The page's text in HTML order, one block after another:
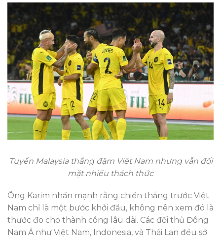
Tuyển Malaysia thắng đậm Việt Nam nhưng vẫn đối
mặt nhiều thách thức
Ông Karim nhấn mạnh rằng chiến thắng trước Việt
Nam chỉ là một bước khởi đầu, không nên xem đó là
thước đo cho thành công lâu dài. Các đối thủ Đông
Nam Á như Việt Nam, Indonesia, và Thái Lan đều sở